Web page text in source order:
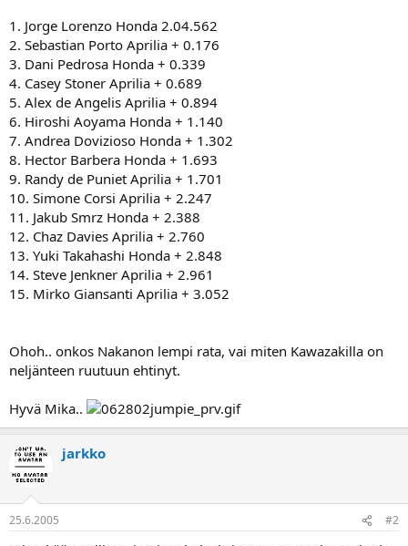
1. Jorge Lorenzo Honda 2.04.562
2. Sebastian Porto Aprilia + 0.176
3. Dani Pedrosa Honda + 0.339
4. Casey Stoner Aprilia + 0.689
5. Alex de Angelis Aprilia + 0.894
6. Hiroshi Aoyama Honda + 1.140
7. Andrea Dovizioso Honda + 1.302
8. Hector Barbera Honda + 1.693
9. Randy de Puniet Aprilia + 1.701
10. Simone Corsi Aprilia + 2.247
11. Jakub Smrz Honda + 2.388
12. Chaz Davies Aprilia + 2.760
13. Yuki Takahashi Honda + 2.848
14. Steve Jenkner Aprilia + 2.961
15. Mirko Giansanti Aprilia + 3.052
Ohoh.. onkos Nakanon lempi rata, vai miten Kawazakilla on
neljänteen ruutuun ehtinyt.
Hyvä Mika..
jarkko
25.6.2005 #2